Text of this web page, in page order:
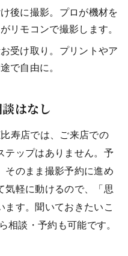
後に撮影。プロが機材を
リモコンで撮影します。
受け取り。プリントやア
で自由に。
はなし
寿店では、ご来店での
テップはありません。予
そのまま撮影予約に進め
気軽に動けるので、「思
ます。聞いておきたいこ
相談・予約も可能です。